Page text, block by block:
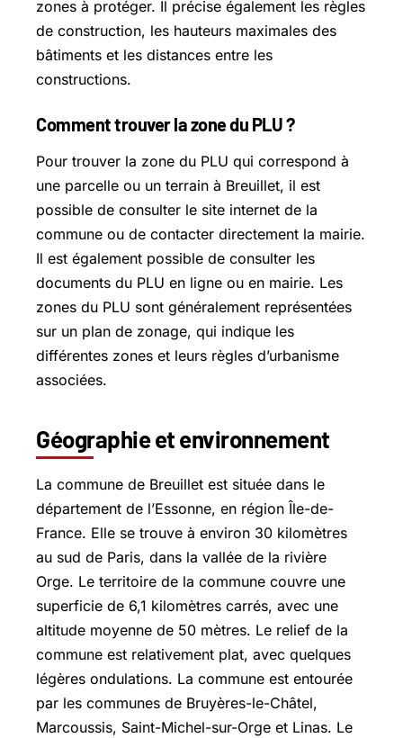
zones à protéger. Il précise également les règles
de construction, les hauteurs maximales des
bâtiments et les distances entre les
constructions.
Comment trouver la zone du PLU ?
Pour trouver la zone du PLU qui correspond à
une parcelle ou un terrain à Breuillet, il est
possible de consulter le site internet de la
commune ou de contacter directement la mairie.
Il est également possible de consulter les
documents du PLU en ligne ou en mairie. Les
zones du PLU sont généralement représentées
sur un plan de zonage, qui indique les
différentes zones et leurs règles d’urbanisme
associées.
Géographie et environnement
La commune de Breuillet est située dans le
département de l’Essonne, en région Île-de-
France. Elle se trouve à environ 30 kilomètres
au sud de Paris, dans la vallée de la rivière
Orge. Le territoire de la commune couvre une
superficie de 6,1 kilomètres carrés, avec une
altitude moyenne de 50 mètres. Le relief de la
commune est relativement plat, avec quelques
légères ondulations. La commune est entourée
par les communes de Bruyères-le-Châtel,
Marcoussis, Saint-Michel-sur-Orge et Linas. Le